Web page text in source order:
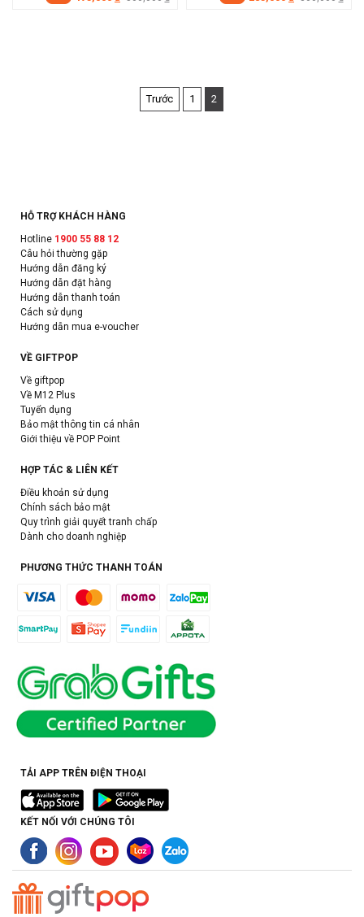
Trước 1 2
HỖ TRỢ KHÁCH HÀNG
Hotline 1900 55 88 12
Câu hỏi thường gặp
Hướng dẫn đăng ký
Hướng dẫn đặt hàng
Hướng dẫn thanh toán
Cách sử dụng
Hướng dẫn mua e-voucher
VỀ GIFTPOP
Về giftpop
Về M12 Plus
Tuyển dụng
Bảo mật thông tin cá nhân
Giới thiệu về POP Point
HỢP TÁC & LIÊN KẾT
Điều khoản sử dụng
Chính sách bảo mật
Quy trình giải quyết tranh chấp
Dành cho doanh nghiệp
PHƯƠNG THỨC THANH TOÁN
TẢI APP TRÊN ĐIỆN THOẠI
KẾT NỐI VỚI CHÚNG TÔI